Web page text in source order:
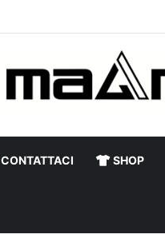
CONTATTACI SHOP